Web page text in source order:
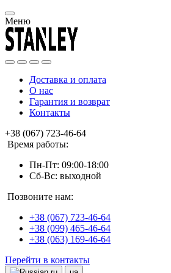
Меню
Доставка и оплата
О нас
Гарантия и возврат
Контакты
+38 (067) 723-46-64
Время работы:
Пн-Пт: 09:00-18:00
Сб-Вс: выходной
Позвоните нам:
+38 (067) 723-46-64
+38 (099) 465-46-64
+38 (063) 169-46-64
Перейти в контакты